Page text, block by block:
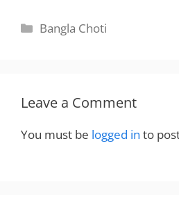
Categories
Bangla Choti
Leave a Comment
You must be logged in to